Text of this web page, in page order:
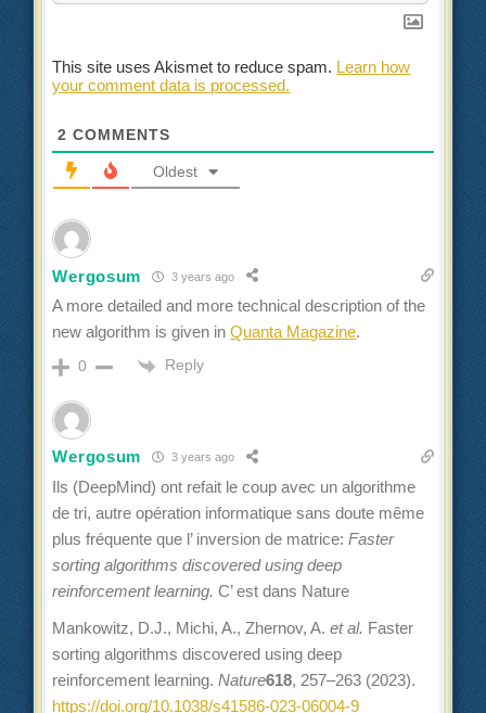
This site uses Akismet to reduce spam. Learn how
your comment data is processed.
2 COMMENTS
Oldest
Wergosum 3 years ago
A more detailed and more technical description of the
new algorithm is given inQuanta Magazine.
0 Reply
Wergosum 3 years ago
Ils (DeepMind) ont refait le coup avec un algorithme
de tri, autre opération informatique sans doute même
plus fréquente que l’ inversion de matrice:Faster
sorting algorithms discovered using deep
reinforcement learning. C’ est dans Nature
Mankowitz, D.J., Michi, A., Zhernov, A.et al. Faster
sorting algorithms discovered using deep
reinforcement learning.Nature618, 257–263 (2023).
https://doi.org/10.1038/s41586-023-06004-9